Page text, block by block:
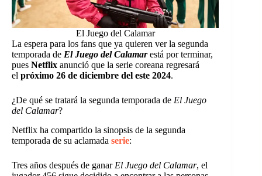
El Juego del Calamar
La espera para los fans que ya quieren ver la segunda
temporada de El Juego del Calamarestá por terminar,
pues Netflix anunció que la serie coreana regresará
el próximo 26 de diciembre del este 2024.
¿De qué se tratará la segunda temporada de El Juego
del Calamar?
Netflix ha compartido la sinopsis de la segunda
temporada de su aclamada serie:
Tres años después de ganar El Juego del Calamar, el